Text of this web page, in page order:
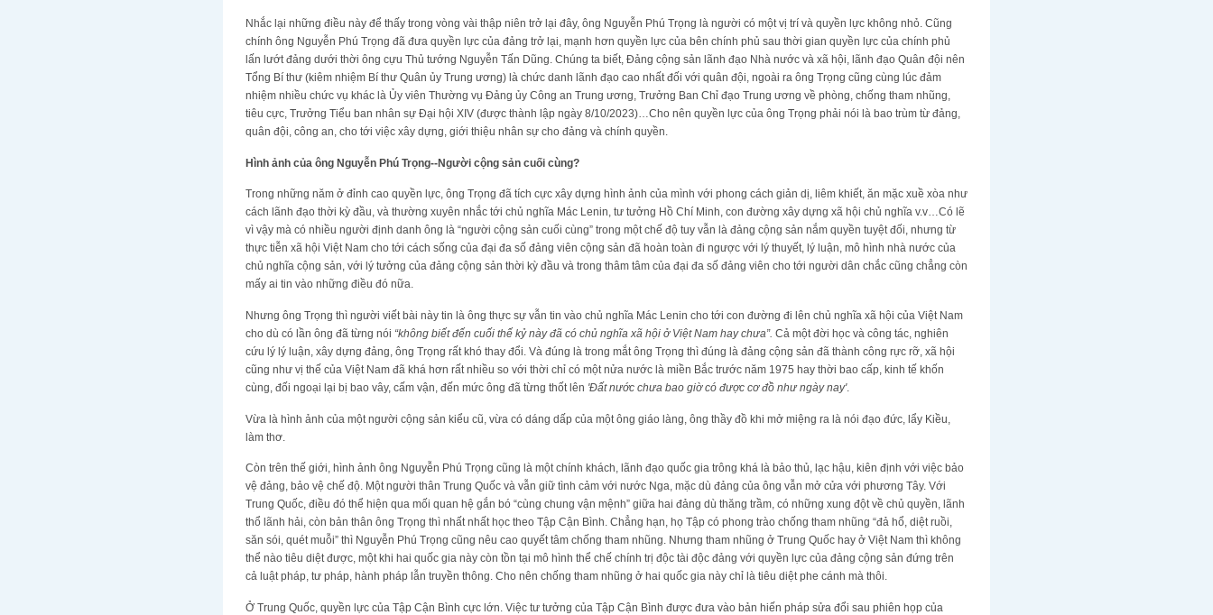
Nhắc lại những điều này để thấy trong vòng vài thập niên trở lại đây, ông Nguyễn Phú Trọng là người có một vị trí và quyền lực không nhỏ. Cũng
chính ông Nguyễn Phú Trọng đã đưa quyền lực của đảng trở lại, mạnh hơn quyền lực của bên chính phủ sau thời gian quyền lực của chính phủ
lấn lướt đảng dưới thời ông cựu Thủ tướng Nguyễn Tấn Dũng. Chúng ta biết, Đảng cộng sản lãnh đạo Nhà nước và xã hội, lãnh đạo Quân đội nên
Tổng Bí thư (kiêm nhiệm Bí thư Quân ủy Trung ương) là chức danh lãnh đạo cao nhất đối với quân đội, ngoài ra ông Trọng cũng cùng lúc đảm
nhiệm nhiều chức vụ khác là Ủy viên Thường vụ Đảng ủy Công an Trung ương, Trưởng Ban Chỉ đạo Trung ương về phòng, chống tham nhũng,
tiêu cực, Trưởng Tiểu ban nhân sự Đại hội XIV (được thành lập ngày 8/10/2023)…Cho nên quyền lực của ông Trọng phải nói là bao trùm từ đảng,
quân đội, công an, cho tới việc xây dựng, giới thiệu nhân sự cho đảng và chính quyền.
Hình ảnh của ông Nguyễn Phú Trọng--Người cộng sản cuối cùng?
Trong những năm ở đỉnh cao quyền lực, ông Trọng đã tích cực xây dựng hình ảnh của mình với phong cách giản dị, liêm khiết, ăn mặc xuề xòa như
cách lãnh đạo thời kỳ đầu, và thường xuyên nhắc tới chủ nghĩa Mác Lenin, tư tưởng Hồ Chí Minh, con đường xây dựng xã hội chủ nghĩa v.v…Có lẽ
vì vậy mà có nhiều người định danh ông là “người cộng sản cuối cùng” trong một chế độ tuy vẫn là đảng cộng sản nắm quyền tuyệt đối, nhưng từ
thực tiễn xã hội Việt Nam cho tới cách sống của đại đa số đảng viên cộng sản đã hoàn toàn đi ngược với lý thuyết, lý luận, mô hình nhà nước của
chủ nghĩa cộng sản, với lý tưởng của đảng cộng sản thời kỳ đầu và trong thâm tâm của đại đa số đảng viên cho tới người dân chắc cũng chẳng còn
mấy ai tin vào những điều đó nữa.
Nhưng ông Trọng thì người viết bài này tin là ông thực sự vẫn tin vào chủ nghĩa Mác Lenin cho tới con đường đi lên chủ nghĩa xã hội của Việt Nam
cho dù có lần ông đã từng nói “không biết đến cuối thế kỷ này đã có chủ nghĩa xã hội ở Việt Nam hay chưa”. Cả một đời học và công tác, nghiên
cứu lý lý luận, xây dựng đảng, ông Trọng rất khó thay đổi. Và đúng là trong mắt ông Trọng thì đúng là đảng cộng sản đã thành công rực rỡ, xã hội
cũng như vị thế của Việt Nam đã khá hơn rất nhiều so với thời chỉ có một nửa nước là miền Bắc trước năm 1975 hay thời bao cấp, kinh tế khốn
cùng, đối ngoại lại bị bao vây, cấm vận, đến mức ông đã từng thốt lên 'Đất nước chưa bao giờ có được cơ đồ như ngày nay'.
Vừa là hình ảnh của một người cộng sản kiểu cũ, vừa có dáng dấp của một ông giáo làng, ông thầy đồ khi mở miệng ra là nói đạo đức, lẩy Kiều,
làm thơ.
Còn trên thế giới, hình ảnh ông Nguyễn Phú Trọng cũng là một chính khách, lãnh đạo quốc gia trông khá là bảo thủ, lạc hậu, kiên định với việc bảo
vệ đảng, bảo vệ chế độ. Một người thân Trung Quốc và vẫn giữ tình cảm với nước Nga, mặc dù đảng của ông vẫn mở cửa với phương Tây. Với
Trung Quốc, điều đó thể hiện qua mối quan hệ gắn bó “cùng chung vận mệnh” giữa hai đảng dù thăng trầm, có những xung đột về chủ quyền, lãnh
thổ lãnh hải, còn bản thân ông Trọng thì nhất nhất học theo Tập Cận Bình. Chẳng hạn, họ Tập có phong trào chống tham nhũng “đả hổ, diệt ruồi,
săn sói, quét muỗi” thì Nguyễn Phú Trọng cũng nêu cao quyết tâm chống tham nhũng. Nhưng tham nhũng ở Trung Quốc hay ở Việt Nam thì không
thể nào tiêu diệt được, một khi hai quốc gia này còn tồn tại mô hình thể chế chính trị độc tài độc đảng với quyền lực của đảng cộng sản đứng trên
cả luật pháp, tư pháp, hành pháp lẫn truyền thông. Cho nên chống tham nhũng ở hai quốc gia này chỉ là tiêu diệt phe cánh mà thôi.
Ở Trung Quốc, quyền lực của Tập Cận Bình cực lớn. Việc tư tưởng của Tập Cận Bình được đưa vào bản hiến pháp sửa đổi sau phiên họp của